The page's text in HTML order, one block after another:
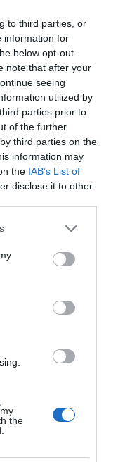
to third parties, or
information for
below opt-out
note that after your
seeing
utilized by
parties prior to
of the further
third parties on the
information may
the IAB’s List of
disclose it to other
or more Google
You may click to
party tags to
in below Google
the
→
2026:
Στίβου
σας τσιμπήσει
φετινές σας
πριν από
της φθοράς η